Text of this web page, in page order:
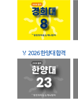
🏅 2026 한양대 합격